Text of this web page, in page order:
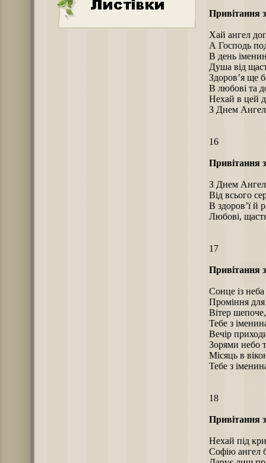
Привітання
Хай ангел
А Господь
В день
Душа від
Здоров’я ще
В любові та
Нехай в цей
З Днем
16
Привітання
З Днем
Від всього
В здоров’ї й
Любові,
17
Привітання
Сонце із неба
Проміння для
Вітер
Тебе з
Вечір
Зорями небо
Місяць в
Тебе з
18
Привітання
Нехай під
Софію ангел